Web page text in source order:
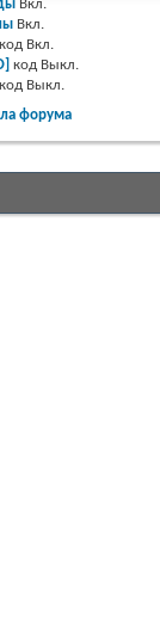
Вкл.
Вкл.
код Вкл.
код Выкл.
Выкл.
форума